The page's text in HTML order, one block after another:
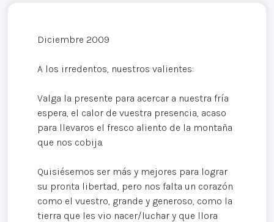
Diciembre 2009
A los irredentos, nuestros valientes:
Valga la presente para acercar a nuestra fría
espera, el calor de vuestra presencia, acaso
para llevaros el fresco aliento de la montaña
que nos cobija.
Quisiésemos ser más y mejores para lograr
su pronta libertad, pero nos falta un corazón
como el vuestro, grande y generoso, como la
tierra que les vio nacer/luchar y que llora